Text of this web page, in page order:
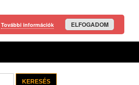
További információk ELFOGADOM